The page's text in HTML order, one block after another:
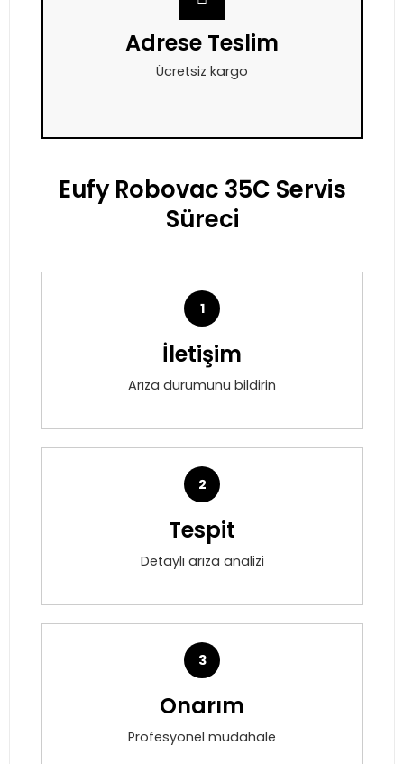
Adrese Teslim
Ücretsiz kargo
Eufy Robovac 35C Servis
Süreci
1
İletişim
Arıza durumunu bildirin
2
Tespit
Detaylı arıza analizi
3
Onarım
Profesyonel müdahale